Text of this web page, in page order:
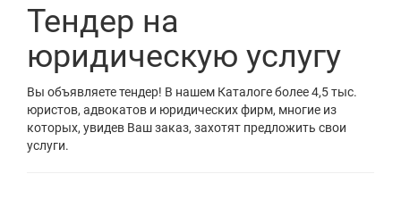
Тендер на
юридическую услугу
Вы объявляете тендер! В нашем Каталоге более 4,5 тыс.
юристов, адвокатов и юридических фирм, многие из
которых, увидев Ваш заказ, захотят предложить свои
услуги.